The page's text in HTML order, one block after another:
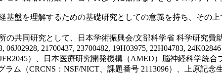
盤を理解するための基礎研究としての意義を持ち、その上
同研究として、日本学術振興会/文部科学省 科学研究費助
06J02928, 21700437, 23700482, 19H03975, 22H04783,
）、日本医療研究開発機構（AMED）脳神経科学統
ラム（CRCNS：NSF/NICT、課題番号 2113096）、上原記